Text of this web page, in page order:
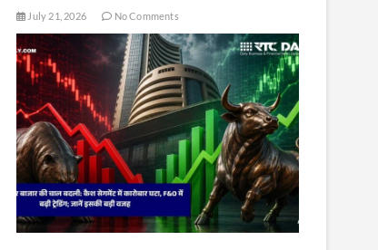
July 21, 2026 No Comments